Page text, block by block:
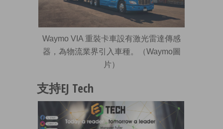
Waymo VIA 重裝卡車設有激光雷達傳感
器，為物流業界引入車種。（Waymo圖
片）
支持EJ Tech